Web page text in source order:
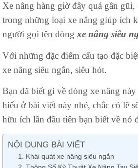
Xe nâng hàng giờ đây quá gần
trong những loại xe nâng giúp ích
người gọi tên dòng xe nâng siêu
Với những đặc điểm cấu tạo đặc
xe nâng siêu ngắn, siêu hót.
Bạn đã biết gì về dòng xe nâng
hiểu ở bài viết này nhé, chắc có lẽ
hữu ích lần đầu tiên bạn biết về nó
NỘI DUNG BÀI VIẾT
Khái quát xe nâng siêu ngắn